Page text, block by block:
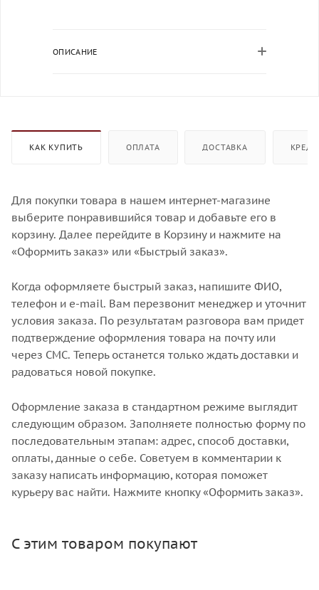
ОПИСАНИЕ
КАК КУПИТЬ ОПЛАТА ДОСТАВКА
Для покупки товара в нашем интернет-магазине
выберите понравившийся товар и добавьте его в
корзину. Далее перейдите в Корзину и нажмите на
«Оформить заказ» или «Быстрый заказ».
Когда оформляете быстрый заказ, напишите ФИО,
телефон и e-mail. Вам перезвонит менеджер и уточнит
условия заказа. По результатам разговора вам придет
подтверждение оформления товара на почту или
через СМС. Теперь останется только ждать доставки и
радоваться новой покупке.
Оформление заказа в стандартном режиме выглядит
следующим образом. Заполняете полностью форму по
последовательным этапам: адрес, способ доставки,
оплаты, данные о себе. Советуем в комментарии к
заказу написать информацию, которая поможет
курьеру вас найти. Нажмите кнопку «Оформить заказ».
С этим товаром покупают